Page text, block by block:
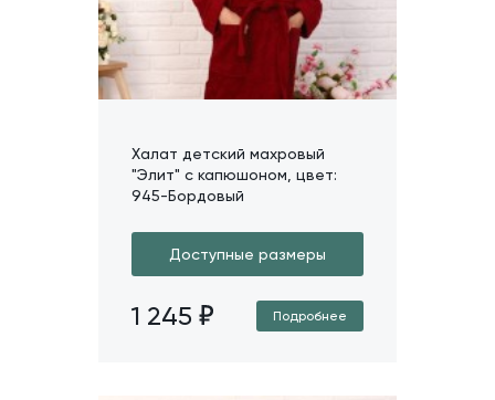
Халат детский махровый
"Элит" с капюшоном, цвет:
945-Бордовый
Доступные размеры
1 245 Подробнее